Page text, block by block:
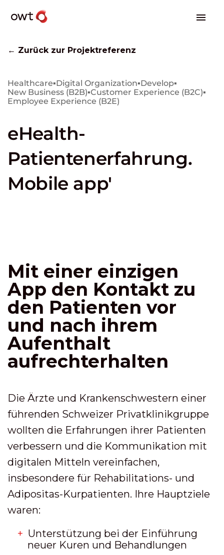
← Zurück zur Projektreferenz
Healthcare▪Digital Organization▪Develop▪
New Business (B2B)▪Customer Experience (B2C)▪
Employee Experience (B2E)
eHealth-
Patientenerfahrung.
Mobile app'
Mit einer einzigen
App den Kontakt zu
den Patienten vor
und nach ihrem
Aufenthalt
aufrechterhalten
Die Ärzte und Krankenschwestern einer
führenden Schweizer Privatklinikgruppe
wollten die Erfahrungen ihrer Patienten
verbessern und die Kommunikation mit
digitalen Mitteln vereinfachen,
insbesondere für Rehabilitations- und
Adipositas-Kurpatienten. Ihre Hauptziele
waren:
Unterstützung bei der Einführung
neuer Kuren und Behandlungen